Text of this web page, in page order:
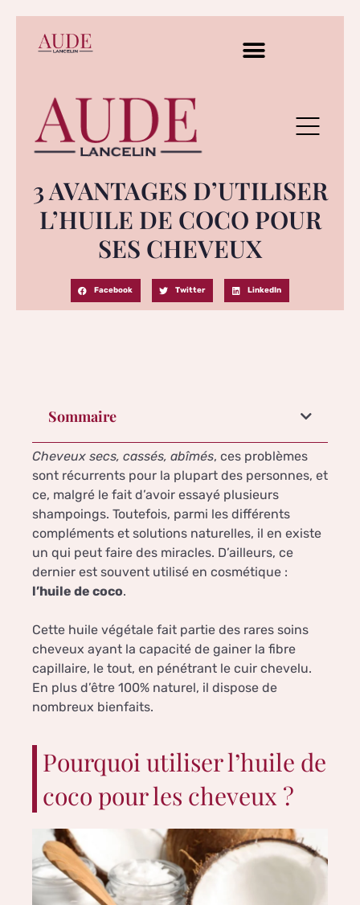
3 AVANTAGES D’UTILISER
L’HUILE DE COCO POUR
SES CHEVEUX
Facebook Twitter LinkedIn
Sommaire
Cheveux secs, cassés, abîmés, ces problèmes
sont récurrents pour la plupart des personnes, et
ce, malgré le fait d’avoir essayé plusieurs
shampoings. Toutefois, parmi les différents
compléments et solutions naturelles, il en existe
un qui peut faire des miracles. D’ailleurs, ce
dernier est souvent utilisé en cosmétique :
l’huile de coco.
Cette huile végétale fait partie des rares soins
cheveux ayant la capacité de gainer la fibre
capillaire, le tout, en pénétrant le cuir chevelu.
En plus d’être 100% naturel, il dispose de
nombreux bienfaits.
Pourquoi utiliser l’huile de
coco pour les cheveux ?